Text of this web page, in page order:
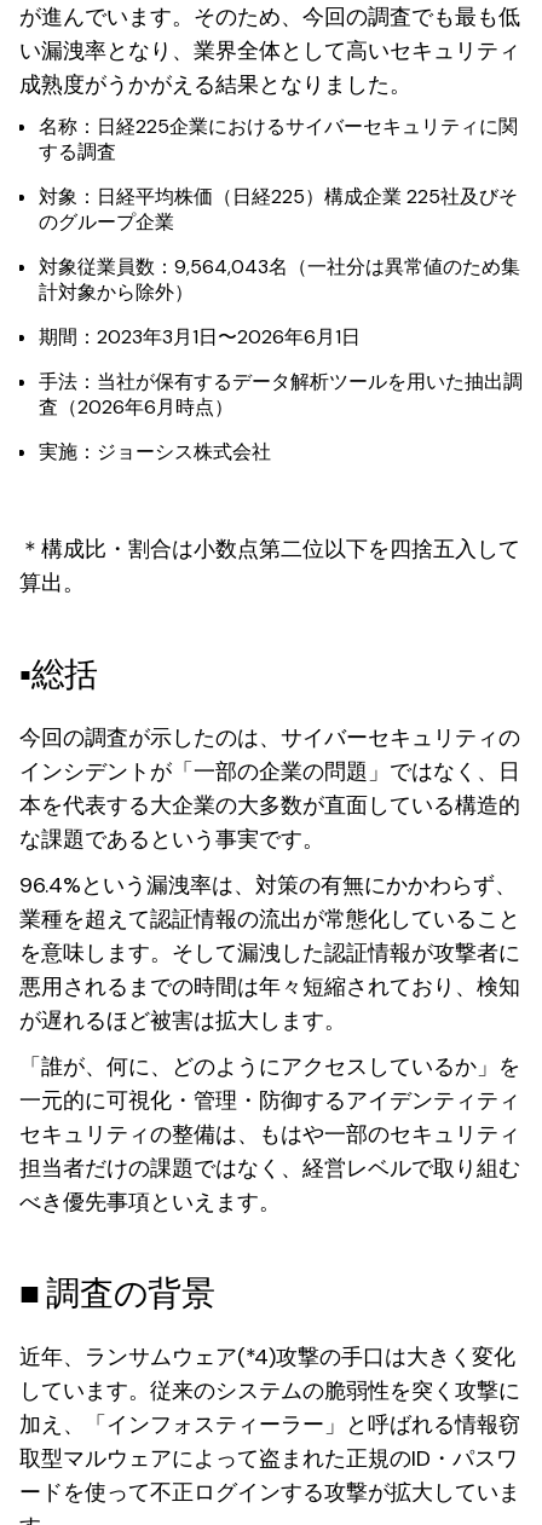
が進んでいます。そのため、今回の調査でも最も低
い漏洩率となり、業界全体として高いセキュリティ
成熟度がうかがえる結果となりました。
名称：日経225企業におけるサイバーセキュリティに関
する調査
対象：日経平均株価（日経225）構成企業 225社及びそ
のグループ企業
対象従業員数：9,564,043名（一社分は異常値のため集
計対象から除外）
期間：2023年3月1日〜2026年6月1日
手法：当社が保有するデータ解析ツールを用いた抽出調
査（2026年6月時点）
実施：ジョーシス株式会社
＊構成比・割合は小数点第二位以下を四捨五入して
算出。
▪️総括
今回の調査が示したのは、サイバーセキュリティの
インシデントが「一部の企業の問題」ではなく、日
本を代表する大企業の大多数が直面している構造的
な課題であるという事実です。
96.4%という漏洩率は、対策の有無にかかわらず、
業種を超えて認証情報の流出が常態化していること
を意味します。そして漏洩した認証情報が攻撃者に
悪用されるまでの時間は年々短縮されており、検知
が遅れるほど被害は拡大します。
「誰が、何に、どのようにアクセスしているか」を
一元的に可視化・管理・防御するアイデンティティ
セキュリティの整備は、もはや一部のセキュリティ
担当者だけの課題ではなく、経営レベルで取り組む
べき優先事項といえます。
■ 調査の背景
近年、ランサムウェア(*4)攻撃の手口は大きく変化
しています。従来のシステムの脆弱性を突く攻撃に
加え、「インフォスティーラー」と呼ばれる情報窃
取型マルウェアによって盗まれた正規のID・パスワ
ードを使って不正ログインする攻撃が拡大していま